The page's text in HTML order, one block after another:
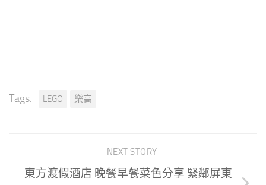
Tags: LEGO 樂高
NEXT STORY
東方渡假酒店 晚餐早餐菜色分享 緊鄰屏東